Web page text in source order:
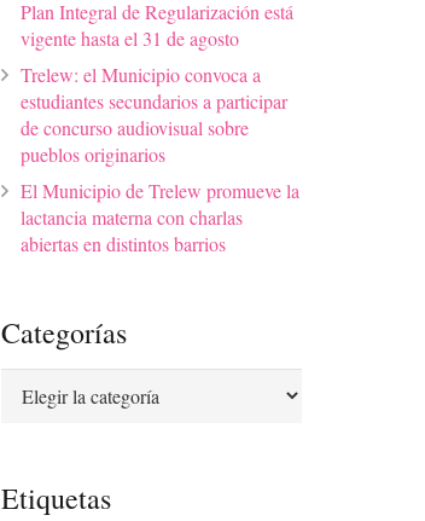
Plan Integral de Regularización está
vigente hasta el 31 de agosto
Trelew: el Municipio convoca a
estudiantes secundarios a participar
de concurso audiovisual sobre
pueblos originarios
El Municipio de Trelew promueve la
lactancia materna con charlas
abiertas en distintos barrios
Categorías
Etiquetas